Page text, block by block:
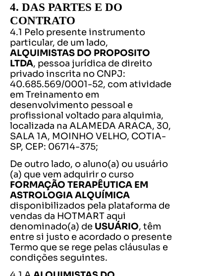
4. DAS PARTES E DO
CONTRATO
4.1 Pelo presente instrumento
particular, de um lado,
ALQUIMISTAS DO PROPOSITO
LTDA, pessoa jurídica de direito
privado inscrita no CNPJ:
40.685.569/0001-52, com atividade
em Treinamento em
desenvolvimento pessoal e
profissional voltado para alquimia,
localizada na ALAMEDA ARACA, 30,
SALA 1A, MOINHO VELHO, COTIA-
SP, CEP: 06714-375;
De outro lado, o aluno(a) ou usuário
(a) que vem adquirir o curso
FORMAÇÃO TERAPÊUTICA EM
ASTROLOGIA ALQUÍMICA
disponibilizados pela plataforma de
vendas da HOTMART aqui
denominado(a) de USUÁRIO, têm
entre si justo e acordado o presente
Termo que se rege pelas cláusulas e
condições seguintes.